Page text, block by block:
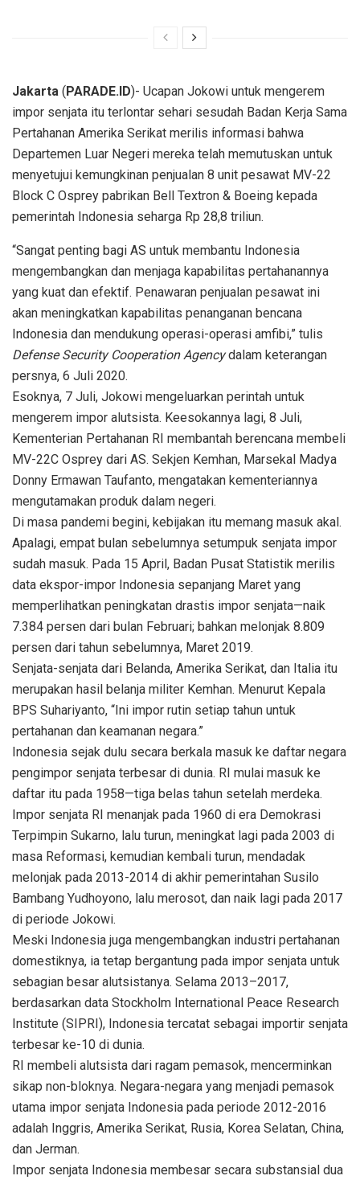
Jakarta ( PARADE.ID)- Ucapan Jokowi untuk mengerem
impor senjata itu terlontar sehari sesudah Badan Kerja Sama
Pertahanan Amerika Serikat merilis informasi bahwa
Departemen Luar Negeri mereka telah memutuskan untuk
menyetujui kemungkinan penjualan 8 unit pesawat MV-22
Block C Osprey pabrikan Bell Textron & Boeing kepada
pemerintah Indonesia seharga Rp 28,8 triliun.
“Sangat penting bagi AS untuk membantu Indonesia
mengembangkan dan menjaga kapabilitas pertahanannya
yang kuat dan efektif. Penawaran penjualan pesawat ini
akan meningkatkan kapabilitas penanganan bencana
Indonesia dan mendukung operasi-operasi amfibi,” tulis
Defense Security Cooperation Agencydalam keterangan
persnya, 6 Juli 2020.
Esoknya, 7 Juli, Jokowi mengeluarkan perintah untuk
mengerem impor alutsista. Keesokannya lagi, 8 Juli,
Kementerian Pertahanan RI membantah berencana membeli
MV-22C Osprey dari AS. Sekjen Kemhan, Marsekal Madya
Donny Ermawan Taufanto, mengatakan kementeriannya
mengutamakan produk dalam negeri.
Di masa pandemi begini, kebijakan itu memang masuk akal.
Apalagi, empat bulan sebelumnya setumpuk senjata impor
sudah masuk. Pada 15 April, Badan Pusat Statistik merilis
data ekspor-impor Indonesia sepanjang Maret yang
memperlihatkan peningkatan drastis impor senjata—naik
7.384 persen dari bulan Februari; bahkan melonjak 8.809
persen dari tahun sebelumnya, Maret 2019.
Senjata-senjata dari Belanda, Amerika Serikat, dan Italia itu
merupakan hasil belanja militer Kemhan. Menurut Kepala
BPS Suhariyanto, “Ini impor rutin setiap tahun untuk
pertahanan dan keamanan negara.”
Indonesia sejak dulu secara berkala masuk ke daftar negara
pengimpor senjata terbesar di dunia. RI mulai masuk ke
daftar itu pada 1958—tiga belas tahun setelah merdeka.
Impor senjata RI menanjak pada 1960 di era Demokrasi
Terpimpin Sukarno, lalu turun, meningkat lagi pada 2003 di
masa Reformasi, kemudian kembali turun, mendadak
melonjak pada 2013-2014 di akhir pemerintahan Susilo
Bambang Yudhoyono, lalu merosot, dan naik lagi pada 2017
di periode Jokowi.
Meski Indonesia juga mengembangkan industri pertahanan
domestiknya, ia tetap bergantung pada impor senjata untuk
sebagian besar alutsistanya. Selama 2013–2017,
berdasarkan data Stockholm International Peace Research
Institute (SIPRI), Indonesia tercatat sebagai importir senjata
terbesar ke-10 di dunia.
RI membeli alutsista dari ragam pemasok, mencerminkan
sikap non-bloknya. Negara-negara yang menjadi pemasok
utama impor senjata Indonesia pada periode 2012-2016
adalah Inggris, Amerika Serikat, Rusia, Korea Selatan, China,
dan Jerman.
Impor senjata Indonesia membesar secara substansial dua